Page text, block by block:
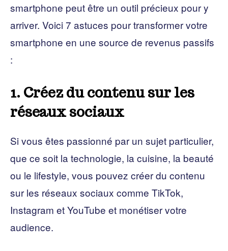
smartphone peut être un outil précieux pour y
arriver. Voici 7 astuces pour transformer votre
smartphone en une source de revenus passifs
:
1. Créez du contenu sur les
réseaux sociaux
Si vous êtes passionné par un sujet particulier,
que ce soit la technologie, la cuisine, la beauté
ou le lifestyle, vous pouvez créer du contenu
sur les réseaux sociaux comme TikTok,
Instagram et YouTube et monétiser votre
audience.